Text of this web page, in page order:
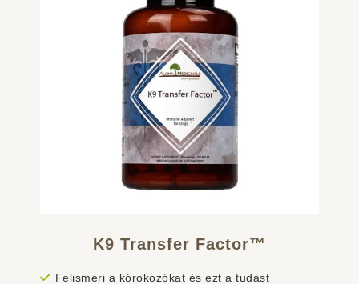
K9 Transfer Factor™
Felismeri a kórokozókat és ezt a tudást